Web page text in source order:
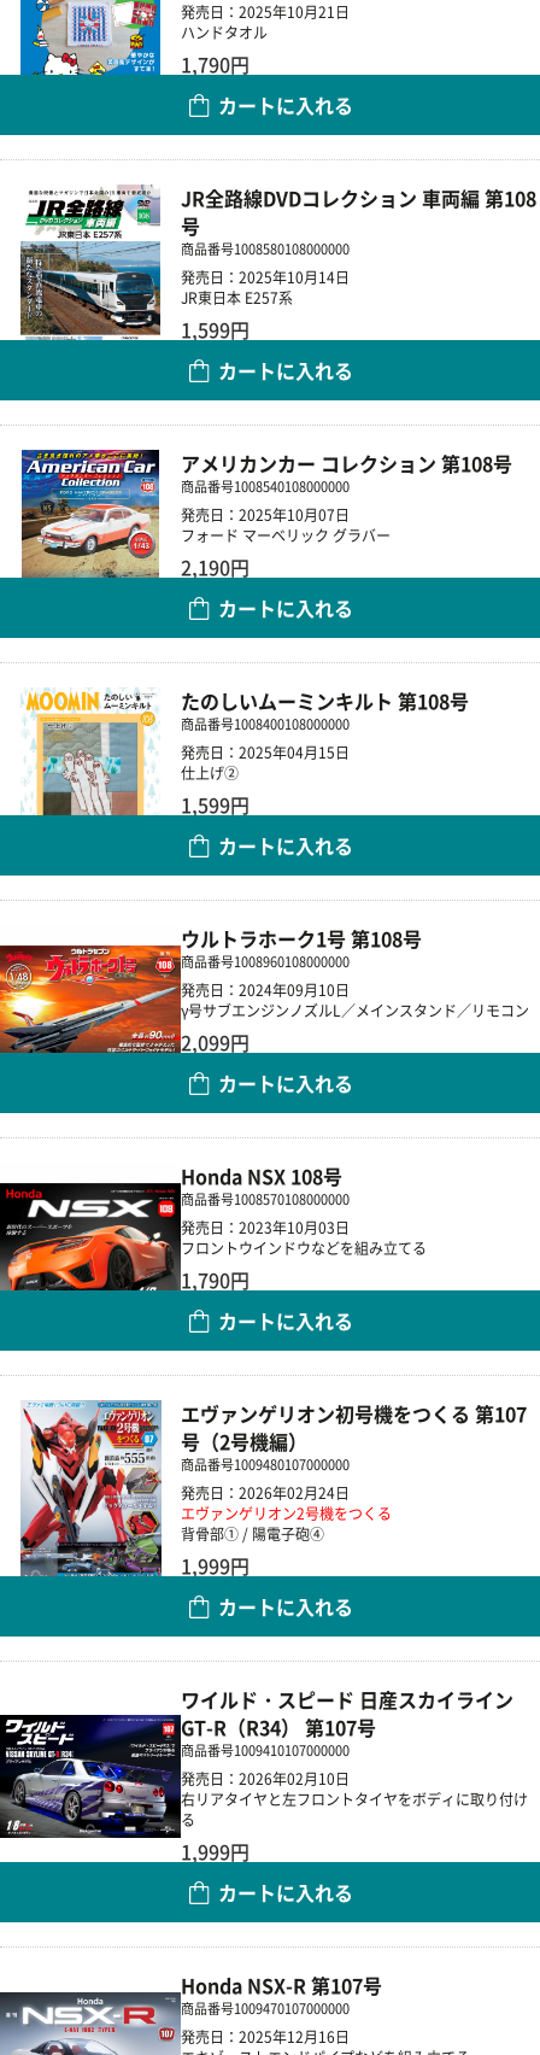
発売日：2025年10月21日
ハンドタオル
1,790円
カートに入れる
JR全路線DVDコレクション 車両編 第108
号
商品番号1008580108000000
発売日：2025年10月14日
JR東日本 E257系
1,599円
カートに入れる
アメリカンカー コレクション 第108号
商品番号1008540108000000
発売日：2025年10月07日
フォード マーベリック グラバー
2,190円
カートに入れる
たのしいムーミンキルト 第108号
商品番号1008400108000000
発売日：2025年04月15日
仕上げ②
1,599円
カートに入れる
ウルトラホーク1号 第108号
商品番号1008960108000000
発売日：2024年09月10日
γ号サブエンジンノズルL／メインスタンド／リモコン
2,099円
カートに入れる
Honda NSX 108号
商品番号1008570108000000
発売日：2023年10月03日
フロントウインドウなどを組み立てる
1,790円
カートに入れる
エヴァンゲリオン初号機をつくる 第107
号（2号機編）
商品番号1009480107000000
発売日：2026年02月24日
エヴァンゲリオン2号機をつくる
背骨部① / 陽電子砲④
1,999円
カートに入れる
ワイルド・スピード 日産スカイライン
GT-R（R34） 第107号
商品番号1009410107000000
発売日：2026年02月10日
右リアタイヤと左フロントタイヤをボディに取り付け
る
1,999円
カートに入れる
Honda NSX-R 第107号
商品番号1009470107000000
発売日：2025年12月16日